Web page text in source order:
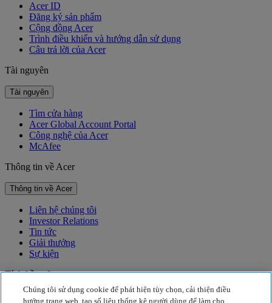
Acer ID
Đăng ký sản phẩm
Cộng đồng Acer
Trình điều khiển và hướng dẫn sử dụng
Câu trả lời của Acer
Tài nguyên
Tài nguyên
Tìm cửa hàng
Acer Global Account Portal
Công nghệ của Acer
McAfee
Thông tin về Acer
Thông tin về Acer
Liên hệ chúng tôi
Investor Relations
Tin tức
Giải thưởng
Sự kiện
Tính bền vững
Tính bền vững
Chúng tôi sử dụng cookie để phát hiện tùy chọn, cải thiện điều
hướng trang web, tạo số liệu thống kê người dùng để làm cho